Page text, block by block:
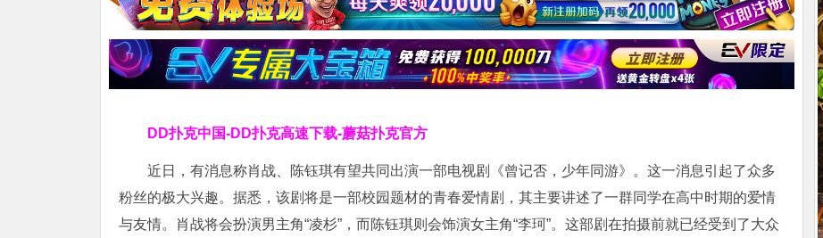
DD扑克中国-DD扑克高速下载-蘑菇扑克官方
近日，有消息称肖战、陈钰琪有望共同出演一部电视剧《曾记否，少年同游》。这一消息引起了众多
粉丝的极大兴趣。据悉，该剧将是一部校园题材的青春爱情剧，其主要讲述了一群同学在高中时期的爱情
与友情。肖战将会扮演男主角“凌杉”，而陈钰琪则会饰演女主角“李珂”。这部剧在拍摄前就已经受到了大众